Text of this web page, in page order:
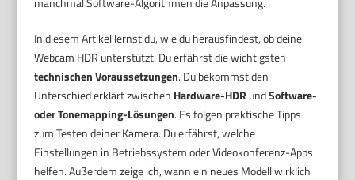
In diesem Artikel lernst du, wie du herausfindest, ob deine
Webcam HDR unterstützt. Du erfährst die wichtigsten
technischen Voraussetzungen. Du bekommst den
Unterschied erklärt zwischen Hardware-HDR undSoftware-
oder Tonemapping-Lösungen. Es folgen praktische Tipps
zum Testen deiner Kamera. Du erfährst, welche
Einstellungen in Betriebssystem oder Videokonferenz-Apps
helfen. Außerdem zeige ich, wann ein neues Modell wirklich